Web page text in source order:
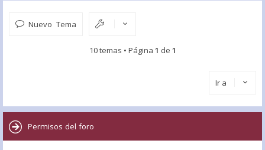
Nuevo Tema
10 temas • Página 1 de 1
Ir a
Permisos del foro